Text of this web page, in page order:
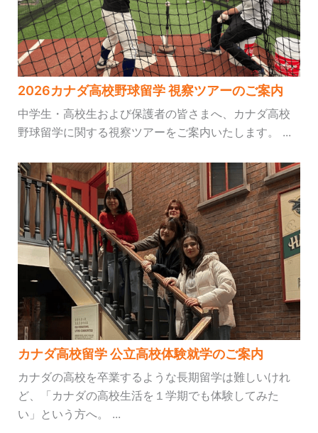
2026カナダ高校野球留学 視察ツアーのご案内
中学生・高校生および保護者の皆さまへ、カナダ高校
野球留学に関する視察ツアーをご案内いたします。 ...
カナダ高校留学 公立高校体験就学のご案内
カナダの高校を卒業するような長期留学は難しいけれ
ど、「カナダの高校生活を１学期でも体験してみた
い」という方へ。 ...